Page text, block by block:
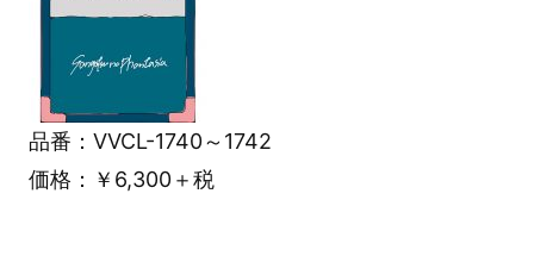
品番：VVCL-1740～1742
価格：￥6,300＋税